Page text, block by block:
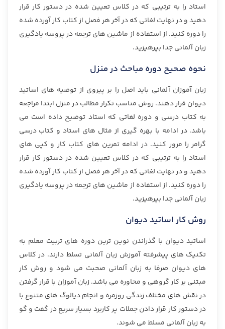
استاد را به ترتیبی که در کلاس تعیین شده در دستور کار قرار
دهید و در نهایت لغاتی که در آخر هر فصل از کتاب کار آورده شده
را دوره کنید. از استفاده از ماشین های ترجمه در پروسه یادگیری
زبان آلمانی جدا بپرهیزید.
نحوه صحیح دوره مباحث در منزل
زبان آموزان آلمانی باید اصل را بر پیروی از توصیه های اساتید
دیوان قرار دهند. روش مناسب تکرار مطالب در منزل ابتدا مراجعه
به کتاب درسی و دوره لغاتی که استاد توضیح داده است می
باشد. در ادامه با بهره گیری از مثال های استاد و کتاب درسی
گرامر را مرور کنید. در ادامه تمرین های کتاب کار و کپی های
استاد را به ترتیبی که در کلاس تعیین شده در دستور کار قرار
دهید و در نهایت لغاتی که در آخر هر فصل از کتاب کار آورده شده
را دوره کنید. از استفاده از ماشین های ترجمه در پروسه یادگیری
زبان آلمانی جدا بپرهیزید.
روش کار اساتید دیوان
اساتید دیوان با گذراندن نوین ترین دوره های تربیت معلم به
تکنیک های پیشرفته آموزش زبان آلمانی تسلط دارند. در کلاس
های دیوان صرفا به زبان آلمانی صحبت می شود و روش کار
مبتنی بر کار گروهی و محاوره می باشد. زبان آموزان با قرار گرفتن
در نقش های مختلف زندگی روزمره و انجام دیالوگ های متنوع با
در دستور کار قرار دادن جملات پر کاربرد بسیار سریع در گفت و گو
به زبان آلمانی مسلط می شوند.